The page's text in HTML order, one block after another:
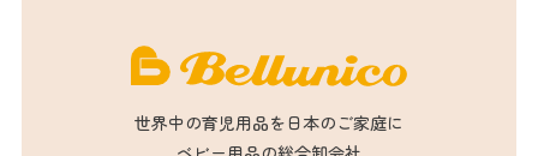
世界中の育児用品を日本のご家庭に